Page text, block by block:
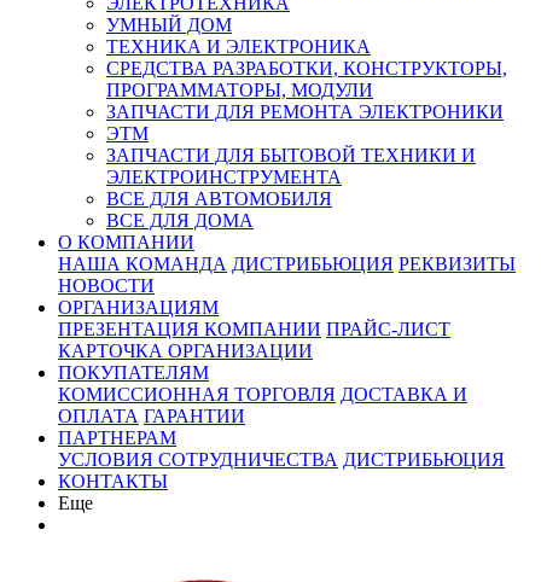
УМНЫЙ ДОМ
ТЕХНИКА И ЭЛЕКТРОНИКА
СРЕДСТВА РАЗРАБОТКИ, КОНСТРУКТОРЫ,
ПРОГРАММАТОРЫ, МОДУЛИ
ЗАПЧАСТИ ДЛЯ РЕМОНТА ЭЛЕКТРОНИКИ
ЭТМ
ЗАПЧАСТИ ДЛЯ БЫТОВОЙ ТЕХНИКИ И
ЭЛЕКТРОИНСТРУМЕНТА
ВСЕ ДЛЯ АВТОМОБИЛЯ
ВСЕ ДЛЯ ДОМА
О КОМПАНИИ
НАША КОМАНДА ДИСТРИБЬЮЦИЯ РЕКВИЗИТЫ
НОВОСТИ
ОРГАНИЗАЦИЯМ
ПРЕЗЕНТАЦИЯ КОМПАНИИ ПРАЙС-ЛИСТ
КАРТОЧКА ОРГАНИЗАЦИИ
ПОКУПАТЕЛЯМ
КОМИССИОННАЯ ТОРГОВЛЯ ДОСТАВКА И
ОПЛАТА ГАРАНТИИ
ПАРТНЕРАМ
УСЛОВИЯ СОТРУДНИЧЕСТВА ДИСТРИБЬЮЦИЯ
КОНТАКТЫ
Еще